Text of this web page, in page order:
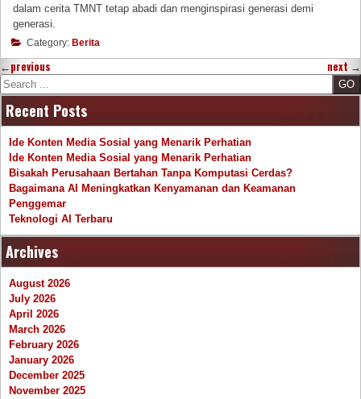
dalam cerita TMNT tetap abadi dan menginspirasi generasi demi
generasi.
Category: Berita
←previous next →
Search
Recent Posts
Ide Konten Media Sosial yang Menarik Perhatian
Ide Konten Media Sosial yang Menarik Perhatian
Bisakah Perusahaan Bertahan Tanpa Komputasi Cerdas?
Bagaimana AI Meningkatkan Kenyamanan dan Keamanan
Penggemar
Teknologi AI Terbaru
Archives
August 2026
July 2026
April 2026
March 2026
February 2026
January 2026
December 2025
November 2025